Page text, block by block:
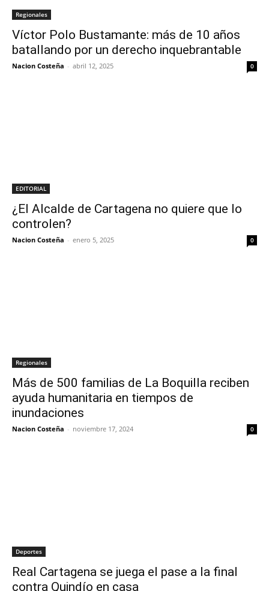
Regionales
Víctor Polo Bustamante: más de 10 años
batallando por un derecho inquebrantable
Nacion Costeña - abril 12, 2025 0
EDITORIAL
¿El Alcalde de Cartagena no quiere que lo
controlen?
Nacion Costeña - enero 5, 2025 0
Regionales
Más de 500 familias de La Boquilla reciben
ayuda humanitaria en tiempos de
inundaciones
Nacion Costeña - noviembre 17, 2024 0
Deportes
Real Cartagena se juega el pase a la final
contra Quindío en casa